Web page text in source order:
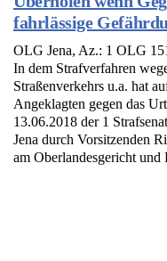
fahrlässige
OLG Jena, Az.: 1 OLG
In dem Strafverfahren
Straßenverkehrs u.a. hat
Angeklagten gegen das
13.06.2018 der 1
Jena durch Vorsitzenden
am Oberlandesgericht